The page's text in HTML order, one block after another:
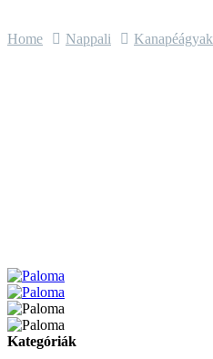
Home Nappali Kanapéágyak
Kategóriák